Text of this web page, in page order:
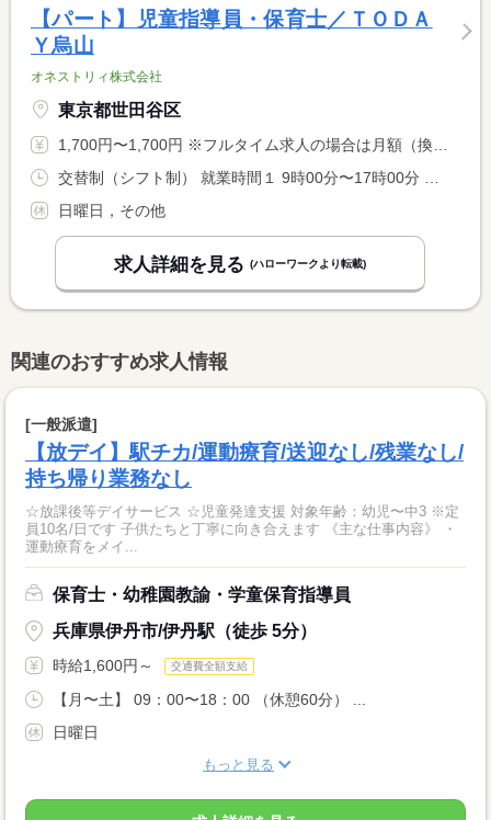
【パート】児童指導員・保育士／ＴＯＤＡ
Ｙ烏山
オネストリィ株式会社
東京都世田谷区
1,700円〜1,700円 ※フルタイム求人の場合は月額（換算額）、パート求人の場合は時間額を表示しています。
日曜日，その他
求人詳細を見る (ハローワークより転載)
関連のおすすめ求人情報
[一般派遣]
【放デイ】駅チカ/運動療育/送迎なし/残業なし/
持ち帰り業務なし
☆放課後等デイサービス ☆児童発達支援 対象年齢：幼児〜中3 ※定
員10名/日です 子供たちと丁寧に向き合えます 《主な仕事内容》 ・
運動療育をメイ...
保育士・幼稚園教諭・学童保育指導員
兵庫県伊丹市/伊丹駅（徒歩 5分）
時給1,600円～ 交通費全額支給
【月〜土】 09：00〜18：00 （休憩60分） ...
日曜日
もっと見る